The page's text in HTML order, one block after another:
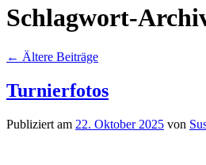
Schlagwort-
← Ältere Beiträge
Turnierfotos
Publiziert am 22. Oktober 2025 von